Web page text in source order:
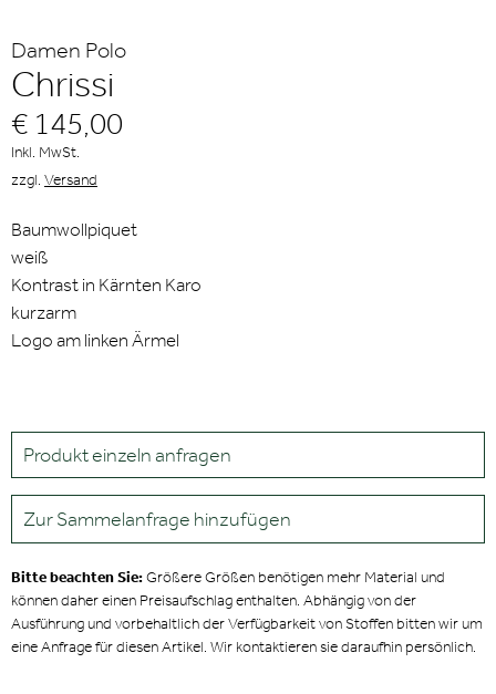
Damen Polo
Chrissi
€ 145,00
Inkl. MwSt.
zzgl. Versand
Baumwollpiquet
weiß
Kontrast in Kärnten Karo
kurzarm
Logo am linken Ärmel
Produkt einzeln anfragen
Zur Sammelanfrage hinzufügen
Bitte beachten Sie:Größere Größen benötigen mehr Material und
können daher einen Preisaufschlag enthalten. Abhängig von der
Ausführung und vorbehaltlich der Verfügbarkeit von Stoffen bitten wir um
eine Anfrage für diesen Artikel. Wir kontaktieren sie daraufhin persönlich.